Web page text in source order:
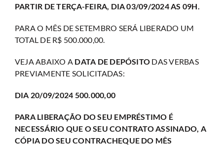
PARTIR DE TERÇA-FEIRA, DIA 03/09/2024 AS 09H.
PARA O MÊS DE SETEMBRO SERÁ LIBERADO UM
TOTAL DE R$ 500.000,00.
VEJA ABAIXO A DATA DE DEPÓSITO DAS VERBAS
PREVIAMENTE SOLICITADAS:
DIA 20/09/2024 500.000,00
PARA LIBERAÇÃO DO SEU EMPRÉSTIMO É
NECESSÁRIO QUE O SEU CONTRATO ASSINADO, A
CÓPIA DO SEU CONTRACHEQUE DO MÊS